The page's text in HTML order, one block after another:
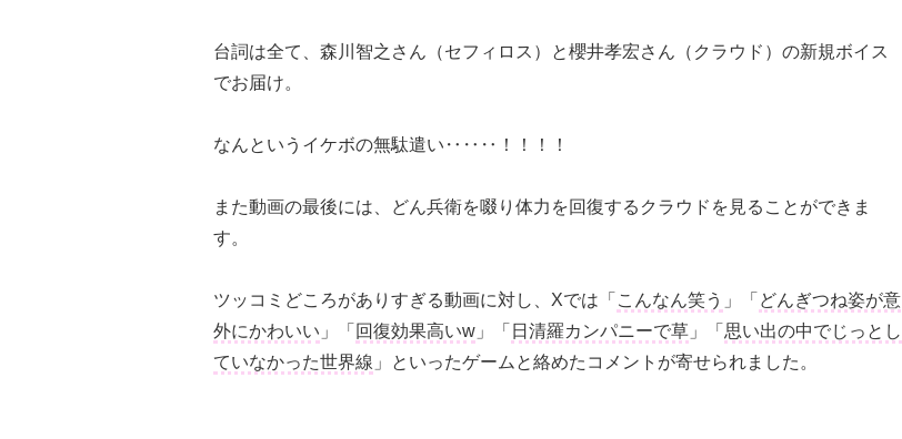
台詞は全て、森川智之さん（セフィロス）と櫻井孝宏さん（クラウド）の新規ボイス
でお届け。
なんというイケボの無駄遣い‥‥‥！！！！
また動画の最後には、どん兵衛を啜り体力を回復するクラウドを見ることができま
す。
ツッコミどころがありすぎる動画に対し、Xでは「 こんなん笑う 」「 どんぎつね姿が意
外にかわいい 」「 回復効果高いw 」「 日清羅カンパニーで草 」「 思い出の中でじっとし
ていなかった世界線 」といったゲームと絡めたコメントが寄せられました。